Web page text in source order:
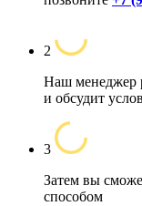
2
Наш менеджер
и обсудит
3
Затем вы
способом